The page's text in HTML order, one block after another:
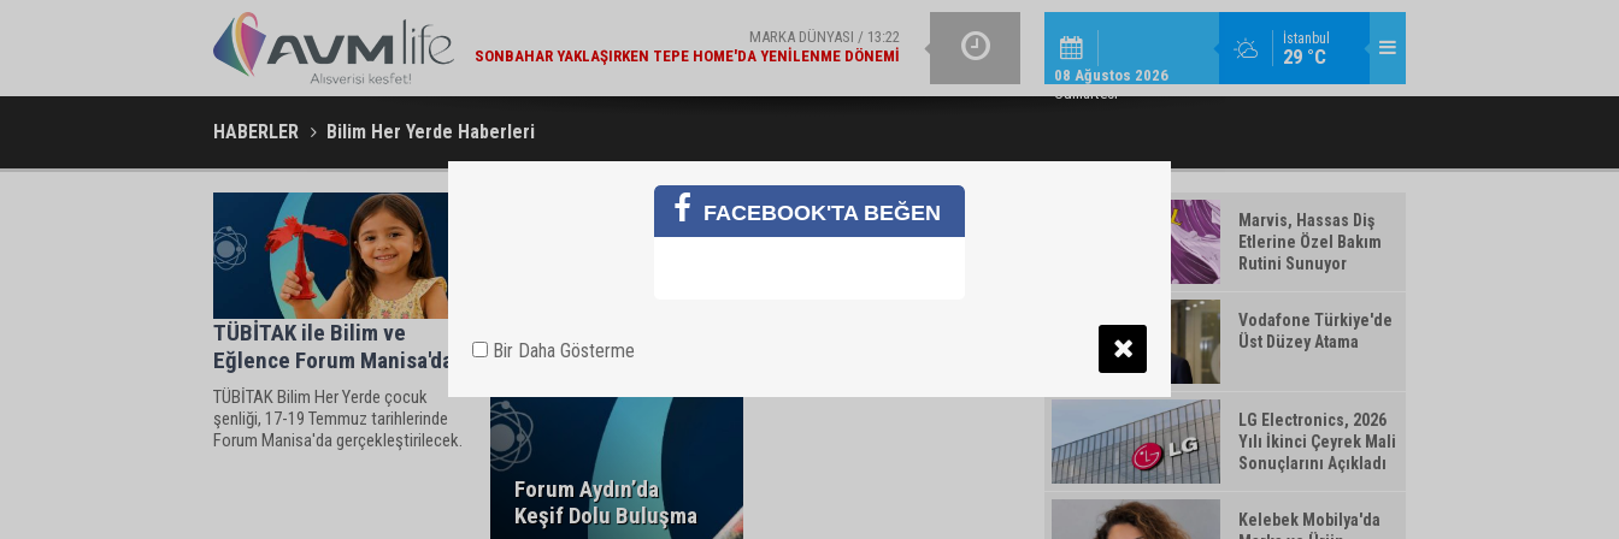
İstanbul
29 °C
08 Ağustos 2026
Cumartesi
MARKA DÜNYASI / 13:22
SONBAHAR YAKLAŞIRKEN TEPE HOME'DA YENILENME DÖNEMI
ŞIRKET HABERLERI / 13:19
MIGROS VE BAKANLIK'TAN 'ÇEVRE ETIKETLI' ÜRÜNLER İÇIN İŞ
İŞ BANKASI GRUBU ÜST
HABERLER Bilim Her Yerde Haberleri
TÜBİTAK ile Bilim ve
Eğlence Forum Manisa'da
TÜBİTAK Bilim Her Yerde çocuk
şenliği, 17-19 Temmuz tarihlerinde
Forum Manisa'da gerçekleştirilecek.
Forum Aydın’da
Keşif Dolu Buluşma
Marvis, Hassas Diş
Etlerine Özel Bakım
Rutini Sunuyor
Vodafone Türkiye'de
Üst Düzey Atama
LG Electronics, 2026
Yılı İkinci Çeyrek Mali
Sonuçlarını Açıkladı
Kelebek Mobilya'da
FACEBOOK'TA BEĞEN
Bir Daha Gösterme